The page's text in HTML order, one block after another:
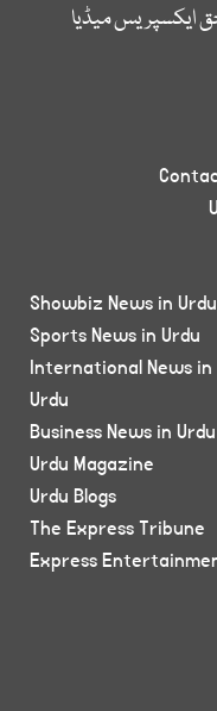
ایکسپریس میڈیا
Showbiz News in Urdu
Sports News in Urdu
International News in
Urdu
Business News in Urdu
Urdu Magazine
Urdu Blogs
The Express Tribune
Express